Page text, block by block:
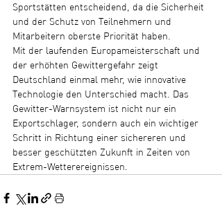
Sportstätten entscheidend, da die Sicherheit
und der Schutz von Teilnehmern und
Mitarbeitern oberste Priorität haben.
Mit der laufenden Europameisterschaft und
der erhöhten Gewittergefahr zeigt
Deutschland einmal mehr, wie innovative
Technologie den Unterschied macht. Das
Gewitter-Warnsystem ist nicht nur ein
Exportschlager, sondern auch ein wichtiger
Schritt in Richtung einer sichereren und
besser geschützten Zukunft in Zeiten von
Extrem-Wetterereignissen.